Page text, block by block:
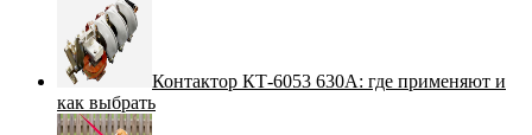
Контактор КТ-6053 630А: где применяют и
как выбрать